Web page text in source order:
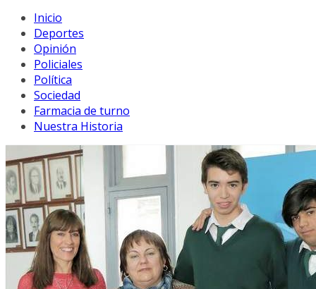
Inicio
Deportes
Opinión
Policiales
Política
Sociedad
Farmacia de turno
Nuestra Historia